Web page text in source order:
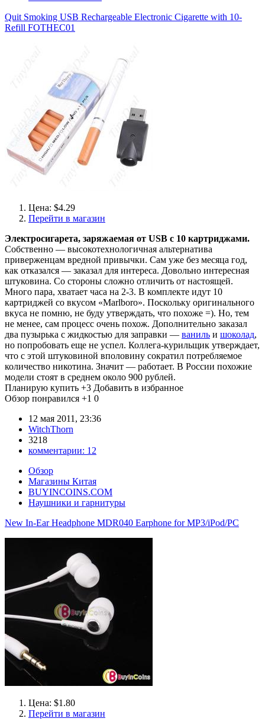
Quit Smoking USB Rechargeable Electronic Cigarette with 10-
Refill FOTHEC01
Цена: $4.29
Перейти в магазин
Электросигарета, заряжаемая от USB с 10 картриджами.
Собственно — высокотехнологичная альтернатива
приверженцам вредной привычки. Сам уже без месяца год,
как отказался — заказал для интереса. Довольно интересная
штуковина. Со стороны сложно отличить от настоящей.
Много пара, хватает часа на 2-3. В комплекте идут 10
картриджей со вкусом «Marlboro». Поскольку оригинального
вкуса не помню, не буду утверждать, что похоже =). Но, тем
не менее, сам процесс очень похож. Дополнительно заказал
два пузырька с жидкостью для заправки — ваниль и шоколад,
но попробовать еще не успел. Коллега-курильщик утверждает,
что с этой штуковиной вполовину сократил потребляемое
количество никотина. Значит — работает. В России похожие
модели стоят в среднем около 900 рублей.
Планирую купить +3 Добавить в избранное
Обзор понравился +1 0
12 мая 2011, 23:36
WitchThorn
3218
комментарии: 12
Обзор
Магазины Китая
BUYINCOINS.COM
Наушники и гарнитуры
New In-Ear Headphone MDR040 Earphone for MP3/iPod/PC
Цена: $1.80
Перейти в магазин